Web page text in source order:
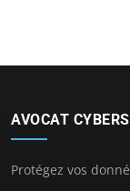
AVOCAT
Protégez vos